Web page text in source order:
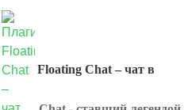
Floating Chat – чат в